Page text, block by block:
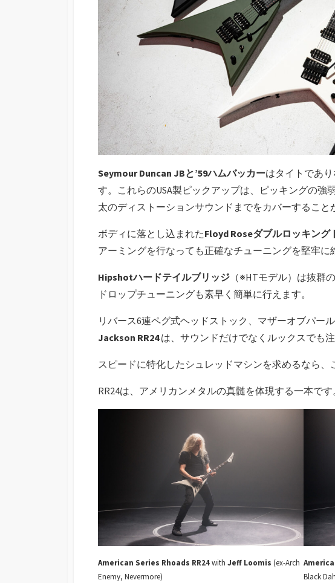
Seymour Duncan JBと’59ハムバッカーはタイトであ
す。これらのUSA製ピックアップは、ピッキングの強
太のディストーションサウンドまでをカバーすること
ボディに落とし込まれたFloyd Roseダブルロッキング
アーミングを行なっても正確なチューニングを堅牢に
Hipshotハードテイルブリッジ （※HTモデル）は抜群
ドロップチューニングも素早く簡単に行えます。
リバース6連ペグ式ヘッドストック、マザーオブパー
Jackson RR24は、サウンドだけでなくルックスでも注
スピードに特化したシュレッドマシンを求めるなら、
RR24は、アメリカンメタルの真髄を体現する一本です
American Series Rhoads RR24with Jeff Loomis (ex-Arch
Enemy, Nevermore)
Black